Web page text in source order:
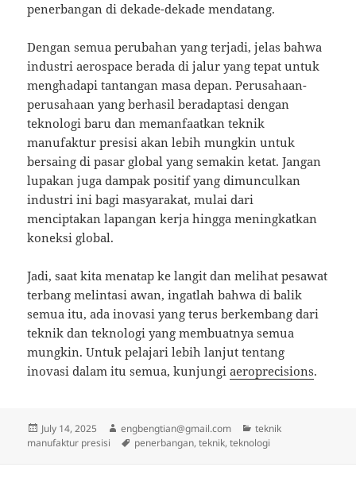
penerbangan di dekade-dekade mendatang.
Dengan semua perubahan yang terjadi, jelas bahwa
industri aerospace berada di jalur yang tepat untuk
menghadapi tantangan masa depan. Perusahaan-
perusahaan yang berhasil beradaptasi dengan
teknologi baru dan memanfaatkan teknik
manufaktur presisi akan lebih mungkin untuk
bersaing di pasar global yang semakin ketat. Jangan
lupakan juga dampak positif yang dimunculkan
industri ini bagi masyarakat, mulai dari
menciptakan lapangan kerja hingga meningkatkan
koneksi global.
Jadi, saat kita menatap ke langit dan melihat pesawat
terbang melintasi awan, ingatlah bahwa di balik
semua itu, ada inovasi yang terus berkembang dari
teknik dan teknologi yang membuatnya semua
mungkin. Untuk pelajari lebih lanjut tentang
inovasi dalam itu semua, kunjungiaeroprecisions.
Posted
on
July 14, 2025 Author
engbengtian@gmail.com Categories
teknik
manufaktur presisi
Tags
penerbangan,teknik,teknologi